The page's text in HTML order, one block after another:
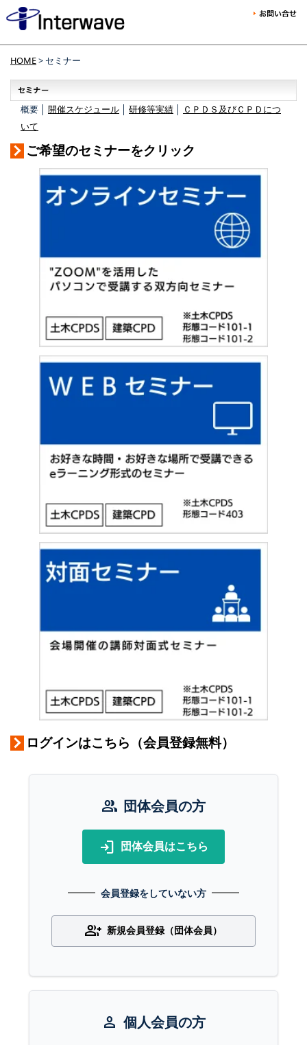
HOME> セミナー
概要 │ 開催スケジュール 研修等実績
ＣＰＤＳ及びＣＰＤにつ
いて
ご希望のセミナーをクリック
ログインはこちら（会員登録無料）
group 団体会員の方
login 団体会員はこちら
会員登録をしていない方
group_add 新規会員登録（団体会員）
person 個人会員の方